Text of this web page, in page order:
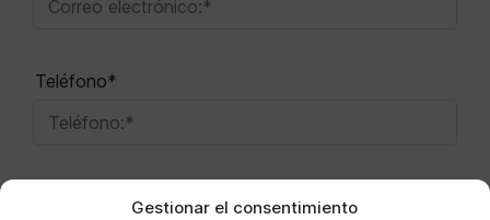
Gestionar el consentimiento
Teléfono*